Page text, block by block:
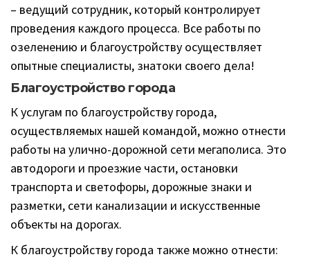
– ведущий сотрудник, который контролирует
проведения каждого процесса. Все работы по
озеленению и благоустройству осуществляет
опытные специалисты, знатоки своего дела!
Благоустройство города
К услугам по благоустройству города,
осуществляемых нашей командой, можно отнести
работы на улично-дорожной сети мегаполиса. Это
автодороги и проезжие части, остановки
транспорта и светофоры, дорожные знаки и
разметки, сети канализации и искусственные
объекты на дорогах.
К благоустройству города также можно отнести: